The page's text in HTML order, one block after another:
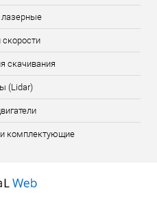
скачивания
(Lidar)
комплектующие